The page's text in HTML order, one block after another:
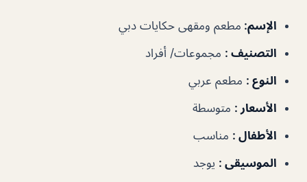
الإسم: مطعم ومقهى حكايات دبي
التصنيف : مجموعات/ أفراد
النوع : مطعم عربي
الأسعار : متوسطة
الأطفال : مناسب
الموسيقى : يوجد